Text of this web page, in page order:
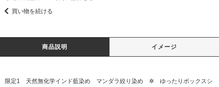
買い物を続ける
商品説明 イメージ
限定1 天然無化学インド藍染め マンダラ絞り染め ✲ ゆったりボックスシ